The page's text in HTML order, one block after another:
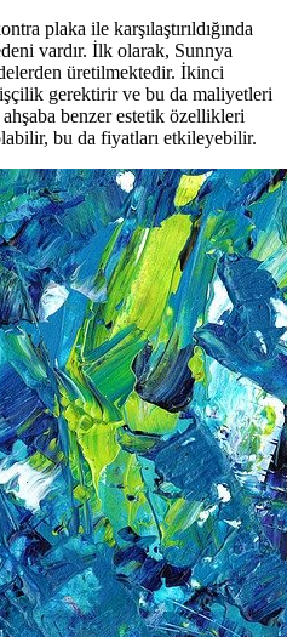
plaka ile karşılaştırıldığında
vardır. İlk olarak, Sunnya
üretilmektedir. İkinci
gerektirir ve bu da maliyetleri
ahşaba benzer estetik özellikleri
bu da fiyatları etkileyebilir.